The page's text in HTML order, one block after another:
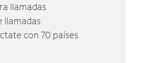
llamadas
llamadas
con 70 países.